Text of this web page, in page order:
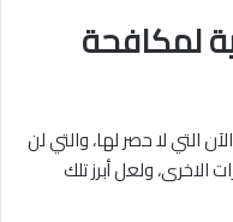
لمكافحة
التي لا حصر لها، والتي لن
ولعل أبرز تلك